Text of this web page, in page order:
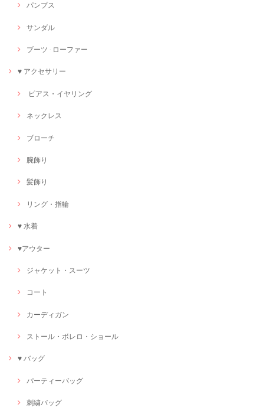
パンプス
サンダル
ブーツ · ローファー
♥ アクセサリー
ピアス・イヤリング
ネックレス
ブローチ
腕飾り
髪飾り
リング・指輪
♥ 水着
♥アウター
ジャケット・スーツ
コート
カーディガン
ストール・ボレロ・ショール
♥ バッグ
パーティーバッグ
刺繍バッグ